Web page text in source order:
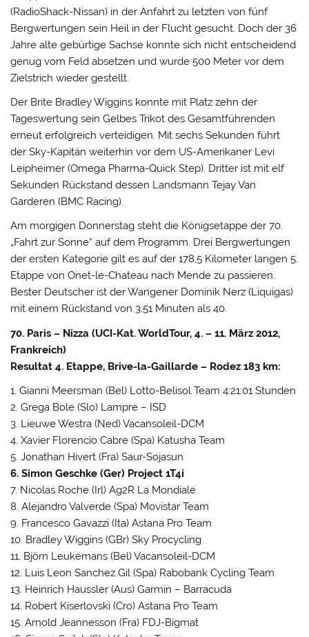
(RadioShack-Nissan) in der Anfahrt zu letzten von fünf
Bergwertungen sein Heil in der Flucht gesucht. Doch der 36
Jahre alte gebürtige Sachse konnte sich nicht entscheidend
genug vom Feld absetzen und wurde 500 Meter vor dem
Zielstrich wieder gestellt.
Der Brite Bradley Wiggins konnte mit Platz zehn der
Tageswertung sein Gelbes Trikot des Gesamtführenden
erneut erfolgreich verteidigen. Mit sechs Sekunden führt
der Sky-Kapitän weiterhin vor dem US-Amerikaner Levi
Leipheimer (Omega Pharma-Quick Step). Dritter ist mit elf
Sekunden Rückstand dessen Landsmann Tejay Van
Garderen (BMC Racing).
Am morgigen Donnerstag steht die Königsetappe der 70.
„Fahrt zur Sonne“ auf dem Programm. Drei Bergwertungen
der ersten Kategorie gilt es auf der 178,5 Kilometer langen 5.
Etappe von Onet-le-Chateau nach Mende zu passieren.
Bester Deutscher ist der Wangener Dominik Nerz (Liquigas)
mit einem Rückstand von 3:51 Minuten als 40.
70. Paris – Nizza (UCI-Kat. WorldTour, 4. – 11. März 2012,
Frankreich)
Resultat 4. Etappe, Brive-la-Gaillarde – Rodez 183 km:
1. Gianni Meersman (Bel) Lotto-Belisol Team 4:21:01 Stunden
2. Grega Bole (Slo) Lampre – ISD
3. Lieuwe Westra (Ned) Vacansoleil-DCM
4. Xavier Florencio Cabre (Spa) Katusha Team
5. Jonathan Hivert (Fra) Saur-Sojasun
6. Simon Geschke (Ger) Project 1T4i
7. Nicolas Roche (Irl) Ag2R La Mondiale
8. Alejandro Valverde (Spa) Movistar Team
9. Francesco Gavazzi (Ita) Astana Pro Team
10. Bradley Wiggins (GBr) Sky Procycling
11. Björn Leukemans (Bel) Vacansoleil-DCM
12. Luis Leon Sanchez Gil (Spa) Rabobank Cycling Team
13. Heinrich Haussler (Aus) Garmin – Barracuda
14. Robert Kiserlovski (Cro) Astana Pro Team
15. Arnold Jeannesson (Fra) FDJ-Bigmat